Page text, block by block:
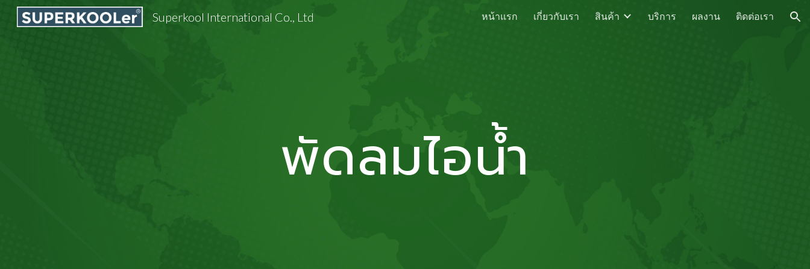
Skip to main content Skip to navigation
Superkool International Co., Ltd หน้าแรก เกี่ยวกับเรา สินค้า บริการ ผลงาน ติดต่อเรา
พัดลมไอน้ำ